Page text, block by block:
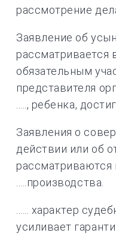
рассмотрение
Заявление об
рассматривается
обязательным
представителя
....., ребенка,
Заявления о
действии или об
рассматриваются
.....производства.
...... характер
усиливает